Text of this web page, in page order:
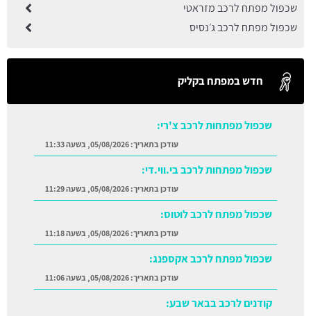
שכפול מפתח לרכב מזראטי
שכפול מפתח לרכב ג׳נסיס
חדש במפתח בקליק
שכפול מפתחות לרכב צ'רי:
עודכן בתאריך:05/08/2026, בשעה 11:33
שכפול מפתחות לרכב בי.ווי.די:
עודכן בתאריך:05/08/2026, בשעה 11:29
שכפול מפתח לרכב לוטוס:
עודכן בתאריך:05/08/2026, בשעה 11:18
שכפול מפתח לרכב אקספנג:
עודכן בתאריך:05/08/2026, בשעה 11:06
קודנים לרכב בבאר שבע: